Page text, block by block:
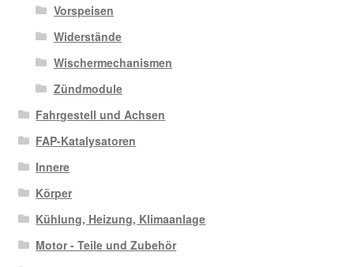
Vorspeisen
Widerstände
Wischermechanismen
Zündmodule
Fahrgestell und Achsen
FAP-Katalysatoren
Innere
Körper
Kühlung, Heizung, Klimaanlage
Motor - Teile und Zubehör